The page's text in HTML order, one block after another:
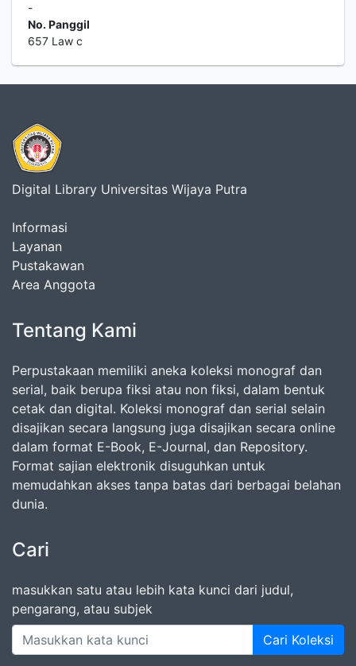
-
No. Panggil
657 Law c
Digital Library Universitas Wijaya Putra
Informasi
Layanan
Pustakawan
Area Anggota
Tentang Kami
Perpustakaan memiliki aneka koleksi monograf dan
serial, baik berupa fiksi atau non fiksi, dalam bentuk
cetak dan digital. Koleksi monograf dan serial selain
disajikan secara langsung juga disajikan secara online
dalam format E-Book, E-Journal, dan Repository.
Format sajian elektronik disuguhkan untuk
memudahkan akses tanpa batas dari berbagai belahan
dunia.
Cari
masukkan satu atau lebih kata kunci dari judul,
pengarang, atau subjek
Cari Koleksi